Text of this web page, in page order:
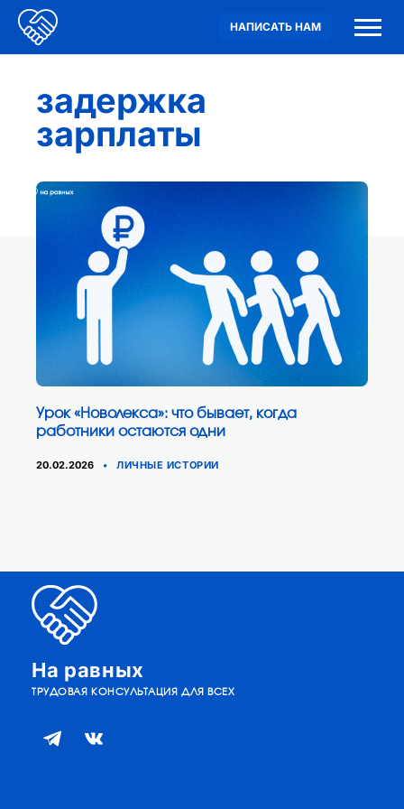
НАПИСАТЬ НАМ
задержка
зарплаты
Урок «Новолекса»: что бывает, когда
работники остаются одни
20.02.2026 КАТЕГОРИИ
ЛИЧНЫЕ ИСТОРИИ
На равных
ТРУДОВАЯ КОНСУЛЬТАЦИЯ ДЛЯ ВСЕХ